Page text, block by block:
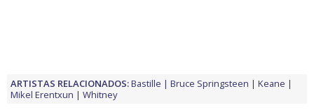
ARTISTAS RELACIONADOS:Bastille Bruce Springsteen
Keane
Mikel Erentxun
Whitney